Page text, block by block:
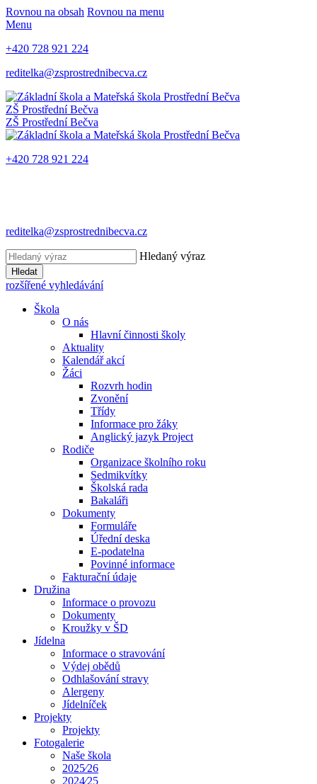
Rovnou na obsah Rovnou na menu
Menu
+420 728 921 224
reditelka@zsprostrednibecva.cz
ZŠ Prostřední Bečva
ZŠ Prostřední Bečva
+420 728 921 224
reditelka@zsprostrednibecva.cz
Hledaný výraz
Hledat
rozšířené vyhledávání
Škola
O nás
Hlavní činnosti školy
Aktuality
Kalendář akcí
Žáci
Rozvrh hodin
Zvonění
Třídy
Informace pro žáky
Anglický jazyk Project
Rodiče
Organizace školního roku
Sedmikvítky
Školská rada
Bakaláři
Dokumenty
Formuláře
Úřední deska
E-podatelna
Povinné informace
Fakturační údaje
Družina
Informace o provozu
Dokumenty
Kroužky v ŠD
Jídelna
Informace o stravování
Výdej obědů
Odhlašování stravy
Alergeny
Jídelníček
Projekty
Projekty
Fotogalerie
Naše škola
2025⁄26
2024⁄25